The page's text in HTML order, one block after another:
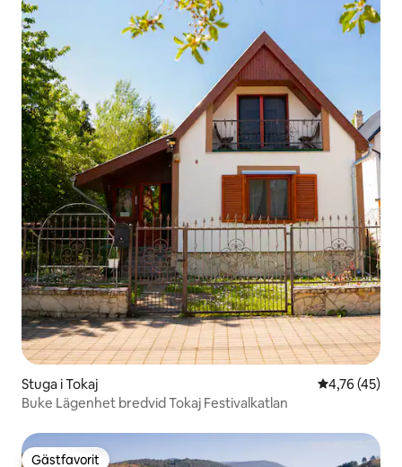
Stuga i Tokaj 4,76 av 5 i
4,76 (45)
Buke Lägenhet bredvid Tokaj Festivalkatlan
Gästfavorit